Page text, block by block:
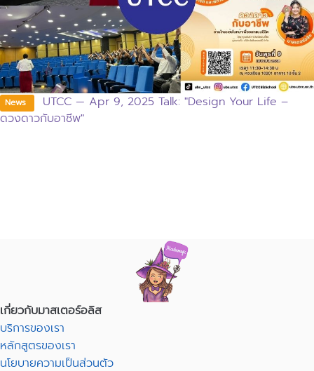
News
UTCC — Apr 9, 2025 Talk: "Design Your Life –
ดวงดาวกับอาชีพ"
เกี่ยวกับมาสเตอร์อลิส
บริการของเรา
หลักสูตรของเรา
นโยบายความเป็นส่วนตัว